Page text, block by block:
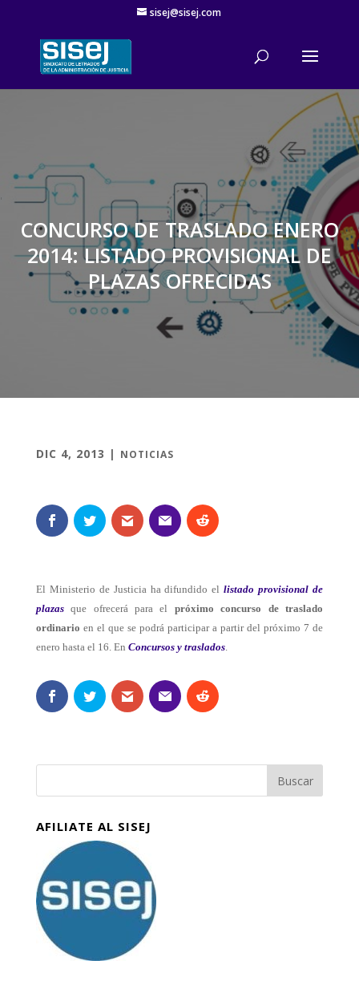
sisej@sisej.com
'
CONCURSO DE TRASLADO ENERO
2014: LISTADO PROVISIONAL DE
PLAZAS OFRECIDAS
DIC 4, 2013 | NOTICIAS
El Ministerio de Justicia ha difundido ellistado provisional de
plazasque ofrecerá para el próximo concurso de traslado
ordinario en el que se podrá participar a partir del próximo 7 de
enero hasta el 16. En Concursos y traslados.
AFILIATE AL SISEJ